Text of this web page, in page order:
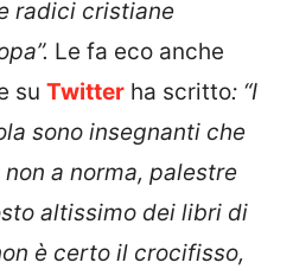
radici cristiane
Le fa eco anche
su Twitter ha scritto: “I
sono insegnanti che
a norma, palestre
altissimo dei libri di
è certo il crocifisso,